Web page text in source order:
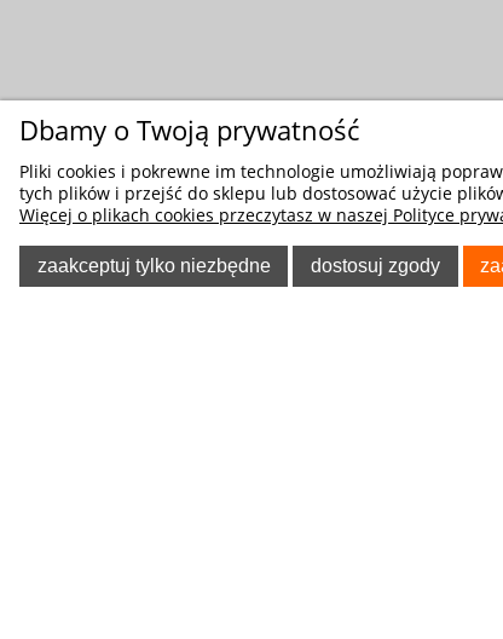
Dbamy o Twoją prywatność
Pliki cookies i pokrewne im technologie umożliwiają
tych plików i przejść do sklepu lub dostosować użycie
Więcej o plikach cookies przeczytasz w naszej Polityce
zaakceptuj tylko niezbędne dostosuj zgody